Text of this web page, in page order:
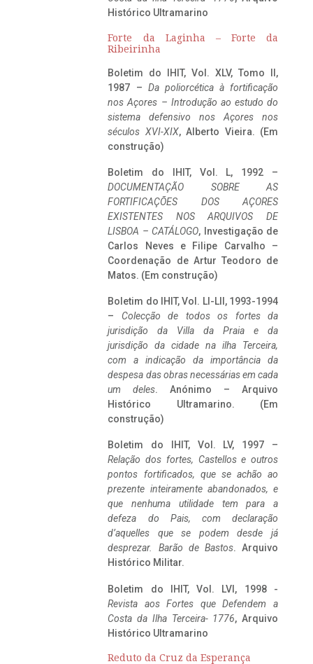
Histórico Ultramarino
Forte da Laginha – Forte da
Ribeirinha
Boletim do IHIT, Vol. XLV, Tomo II,
1987 – Da poliorcética à fortificação
nos Açores – Introdução ao estudo do
sistema defensivo nos Açores nos
séculos XVI-XIX, Alberto Vieira. (Em
construção)
Boletim do IHIT, Vol. L, 1992 –
DOCUMENTAÇÃO SOBRE AS
FORTIFICAÇÕES DOS AÇORES
EXISTENTES NOS ARQUIVOS DE
LISBOA – CATÁLOGO, Investigação de
Carlos Neves e Filipe Carvalho –
Coordenação de Artur Teodoro de
Matos. (Em construção)
Boletim do IHIT, Vol. LI-LII, 1993-1994
– Colecção de todos os fortes da
jurisdição da Villa da Praia e da
jurisdição da cidade na ilha Terceira,
com a indicação da importância da
despesa das obras necessárias em cada
um deles. Anónimo – Arquivo
Histórico Ultramarino. (Em
construção)
Boletim do IHIT, Vol. LV, 1997 –
Relação dos fortes, Castellos e outros
pontos fortificados, que se achão ao
prezente inteiramente abandonados, e
que nenhuma utilidade tem para a
defeza do Pais, com declaração
d’aquelles que se podem desde já
desprezar. Barão de Bastos. Arquivo
Histórico Militar.
Boletim do IHIT, Vol. LVI, 1998 -
Revista aos Fortes que Defendem a
Costa da Ilha Terceira- 1776, Arquivo
Histórico Ultramarino
Reduto da Cruz da Esperança